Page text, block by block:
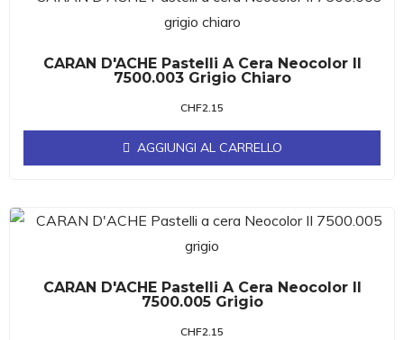
CARAN D'ACHE Pastelli A Cera Neocolor II
7500.003 Grigio Chiaro
CHF2.15
AGGIUNGI AL CARRELLO
CARAN D'ACHE Pastelli A Cera Neocolor II
7500.005 Grigio
CHF2.15